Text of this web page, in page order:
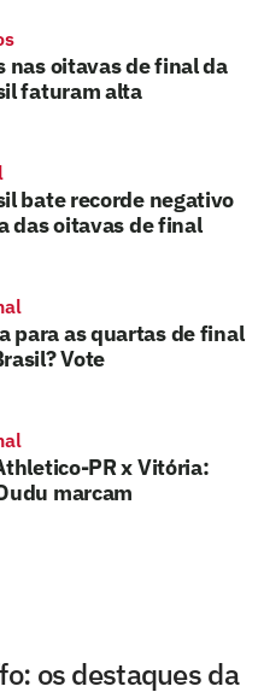
nas oitavas de final da
faturam alta
bate recorde negativo
das oitavas de final
para as quartas de final
Vote
PR x Vitória:
marcam
os destaques da